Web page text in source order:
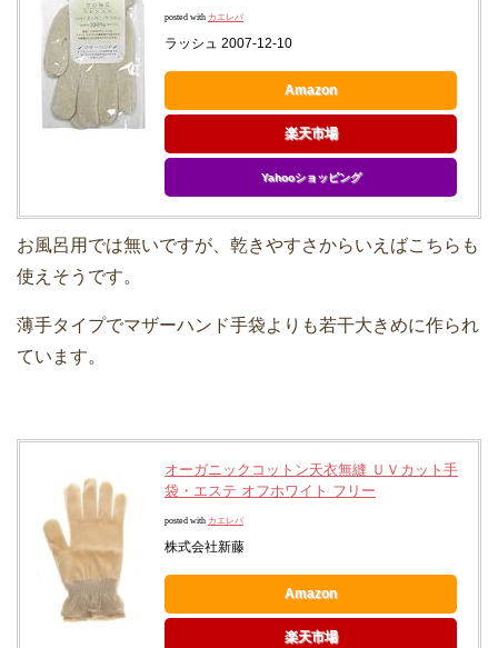
posted with カエレバ
ラッシュ 2007-12-10
Amazon
楽天市場
Yahooショッピング
お風呂用では無いですが、乾きやすさからいえばこちらも
使えそうです。
薄手タイプでマザーハンド手袋よりも若干大きめに作られ
ています。
オーガニックコットン天衣無縫 ＵＶカット手
袋・エステ オフホワイト フリー
posted with カエレバ
株式会社新藤
Amazon
楽天市場